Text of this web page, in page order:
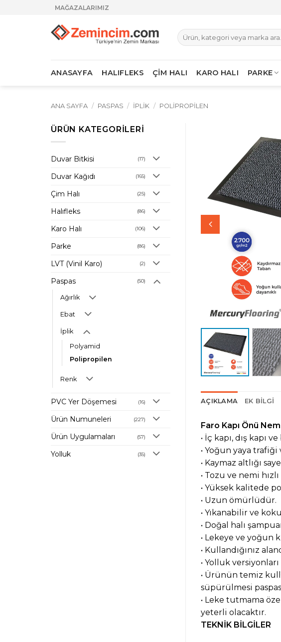
MAĞAZALARIMIZ
Ara:
ANASAYFA HALIFLEKS ÇİM HALI KARO HALI PARKE
ANA SAYFA / PASPAS / İPLIK / POLIPROPILEN
ÜRÜN KATEGORILERI
Duvar Bitkisi (17)
Duvar Kağıdı (165)
Çim Halı (25)
Halıfleks (86)
Karo Halı (106)
Parke (86)
LVT (Vinil Karo) (2)
Paspas (50)
Ağırlık
Ebat
İplik
Polyamid
Polipropilen
Renk
PVC Yer Döşemesi (16)
Ürün Numuneleri (227)
Ürün Uygulamaları (57)
Yolluk (35)
AÇIKLAMA EK BILGI
Faro Kapı Önü
• İç kapı, dış kapı
• Yoğun yaya trafiği
• Kaymaz altlığı
• Tozu ve nemi
• Yüksek kalitede
• Uzun ömürlüdür.
• Yıkanabilir ve
• Doğal
halı
• Lekeye ve yoğun
• Kullandığınız
• Yolluk
• Ürünün temiz
süpürülmesi
• Leke tutmama
yeterli olacaktır.
TEKNİK BİLGİLER